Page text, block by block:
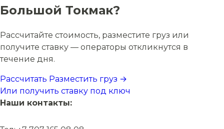
Большой Токмак?
Рассчитайте стоимость, разместите груз или
получите ставку — операторы откликнутся в
течение дня.
Рассчитать Разместить груз →
Или получить ставку под ключ
Наши контакты: